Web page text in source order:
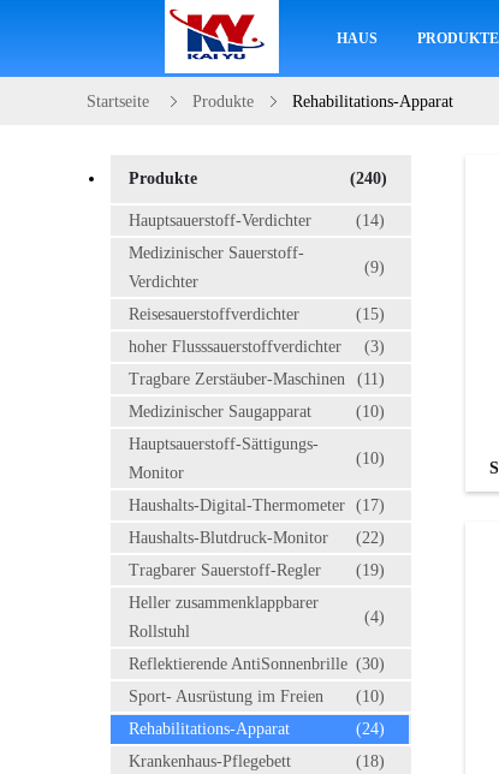
HAUS PRODUKTE
Startseite Produkte Rehabilitations-Apparat
Produkte (240)
Hauptsauerstoff-Verdichter
(14)
Medizinischer Sauerstoff-
Verdichter
(9)
Reisesauerstoffverdichter
(15)
hoher Flusssauerstoffverdichter
(3)
Tragbare Zerstäuber-Maschinen
(11)
Medizinischer Saugapparat
(10)
Hauptsauerstoff-Sättigungs-
Monitor
(10)
Haushalts-Digital-Thermometer (17)
Haushalts-Blutdruck-Monitor
(22)
Tragbarer Sauerstoff-Regler
(19)
Heller zusammenklappbarer
Rollstuhl
(4)
Reflektierende AntiSonnenbrille (30)
Sport- Ausrüstung im Freien
(10)
Rehabilitations-Apparat
(24)
Krankenhaus-Pflegebett
(18)